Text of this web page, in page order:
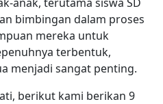
bimbingan dalam proses
mereka untuk
terbentuk,
menjadi sangat penting.
berikut kami berikan 9